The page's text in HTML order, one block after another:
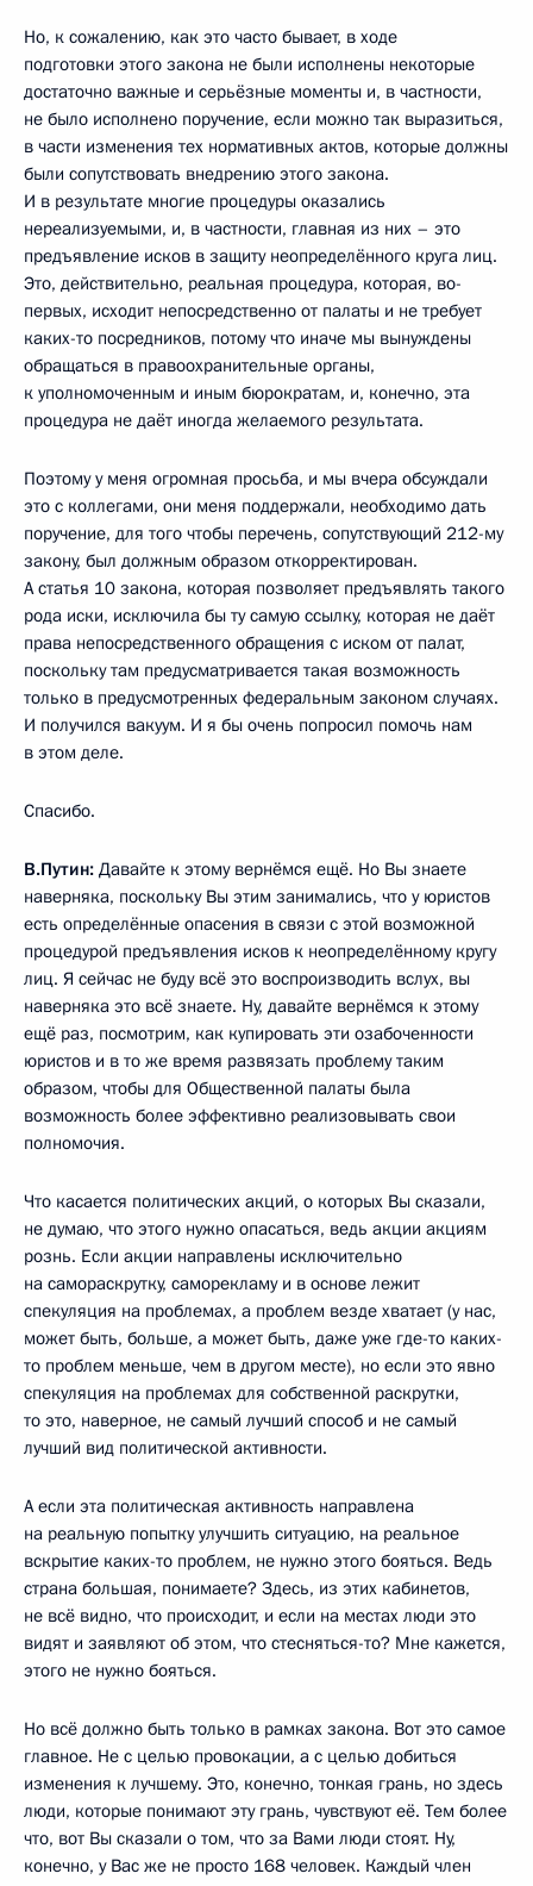
Но, к сожалению, как это часто бывает, в ходе
подготовки этого закона не были исполнены некоторые
достаточно важные и серьёзные моменты и, в частности,
не было исполнено поручение, если можно так выразиться,
в части изменения тех нормативных актов, которые должны
были сопутствовать внедрению этого закона.
И в результате многие процедуры оказались
нереализуемыми, и, в частности, главная из них – это
предъявление исков в защиту неопределённого круга лиц.
Это, действительно, реальная процедура, которая, во-
первых, исходит непосредственно от палаты и не требует
каких-то посредников, потому что иначе мы вынуждены
обращаться в правоохранительные органы,
к уполномоченным и иным бюрократам, и, конечно, эта
процедура не даёт иногда желаемого результата.
Поэтому у меня огромная просьба, и мы вчера обсуждали
это с коллегами, они меня поддержали, необходимо дать
поручение, для того чтобы перечень, сопутствующий 212-му
закону, был должным образом откорректирован.
А статья 10 закона, которая позволяет предъявлять такого
рода иски, исключила бы ту самую ссылку, которая не даёт
права непосредственного обращения с иском от палат,
поскольку там предусматривается такая возможность
только в предусмотренных федеральным законом случаях.
И получился вакуум. И я бы очень попросил помочь нам
в этом деле.
Спасибо.
В.Путин: Давайте к этому вернёмся ещё. Но Вы знаете
наверняка, поскольку Вы этим занимались, что у юристов
есть определённые опасения в связи с этой возможной
процедурой предъявления исков к неопределённому кругу
лиц. Я сейчас не буду всё это воспроизводить вслух, вы
наверняка это всё знаете. Ну, давайте вернёмся к этому
ещё раз, посмотрим, как купировать эти озабоченности
юристов и в то же время развязать проблему таким
образом, чтобы для Общественной палаты была
возможность более эффективно реализовывать свои
полномочия.
Что касается политических акций, о которых Вы сказали,
не думаю, что этого нужно опасаться, ведь акции акциям
рознь. Если акции направлены исключительно
на самораскрутку, саморекламу и в основе лежит
спекуляция на проблемах, а проблем везде хватает (у нас,
может быть, больше, а может быть, даже уже где-то каких-
то проблем меньше, чем в другом месте), но если это явно
спекуляция на проблемах для собственной раскрутки,
то это, наверное, не самый лучший способ и не самый
лучший вид политической активности.
А если эта политическая активность направлена
на реальную попытку улучшить ситуацию, на реальное
вскрытие каких-то проблем, не нужно этого бояться. Ведь
страна большая, понимаете? Здесь, из этих кабинетов,
не всё видно, что происходит, и если на местах люди это
видят и заявляют об этом, что стесняться-то? Мне кажется,
этого не нужно бояться.
Но всё должно быть только в рамках закона. Вот это самое
главное. Не с целью провокации, а с целью добиться
изменения к лучшему. Это, конечно, тонкая грань, но здесь
люди, которые понимают эту грань, чувствуют её. Тем более
что, вот Вы сказали о том, что за Вами люди стоят. Ну,
конечно, у Вас же не просто 168 человек. Каждый член